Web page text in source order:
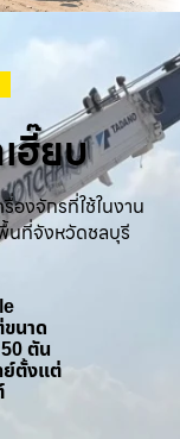
ฮี๊ยบ
รื่องจักรที่ใช้ในงาน
นที่จังหวัดชลบุรี
นาด
ตัน
ย์ตั้งแต่